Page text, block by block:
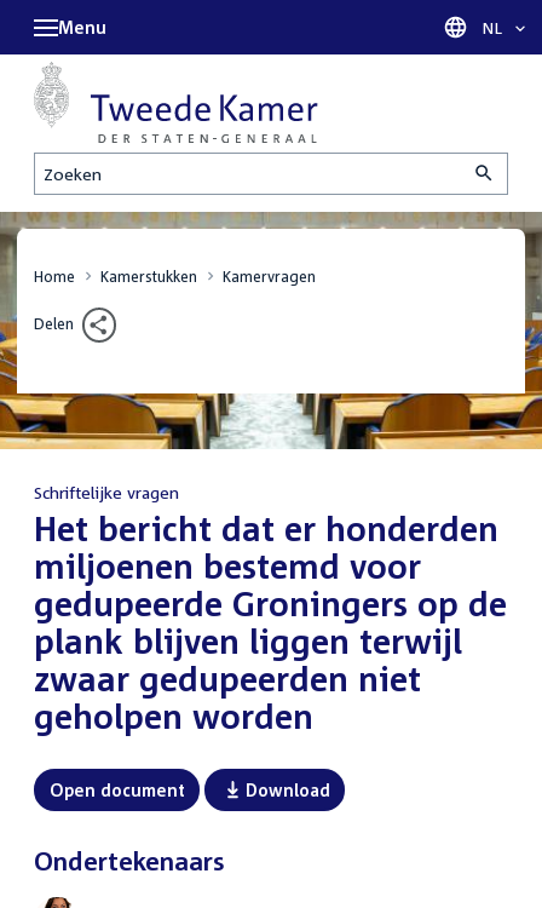
Zoeken
Menu Taal
NL
Home Kamerstukken Kamervragen
Delen
Schriftelijke vragen
:Het bericht dat er honderden
miljoenen bestemd voor
gedupeerde Groningers op de
plank blijven liggen terwijl
zwaar gedupeerden niet
geholpen worden
Open document Download
Ondertekenaars